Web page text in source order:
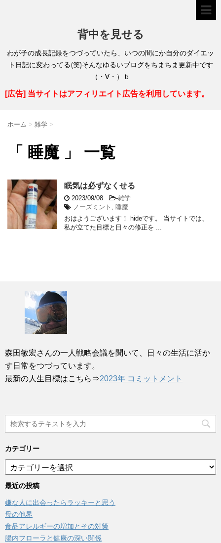
背中を見せる
わが子の成長記録をつづっていたら、いつの間にか自分のダイエッ
ト日記に変わってる(笑)そんなゆるいブログをちまちま更新中です
（・∀・）ｂ
[広告] 当サイトはアフィリエイト広告を利用しています。
ホーム > 雑学 >
「 睡魔 」 一覧
眠気は必ずなくせる
2023/09/08 -雑学
ノーズミント
睡魔
おはようございます！ hideです。 当サイトでは、
私が立てた目標と日々の修正を ...
森田敏宏さんの一人戦略会議を聞いて、日々の生活に活か
す日常をつづっています。
最新の人生目標はこちら⇒2023年 コミットメント
カテゴリー
テ
ゴ
ー
最近の投稿
嫌な人に出会ったらラッキーと思う
母の他界
食品アレルギーの増加とその対策
腸内フローラと健康の深い関係